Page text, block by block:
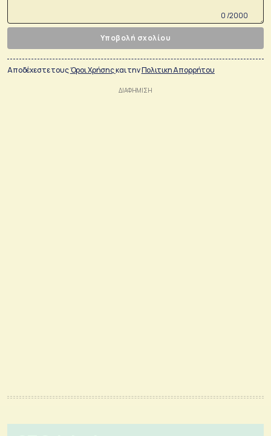
0 /2000
Υποβολή σχολίου
Αποδέχεστε τουςΌροι Χρήσηςκαι τηνΠολιτικη Απορρήτου